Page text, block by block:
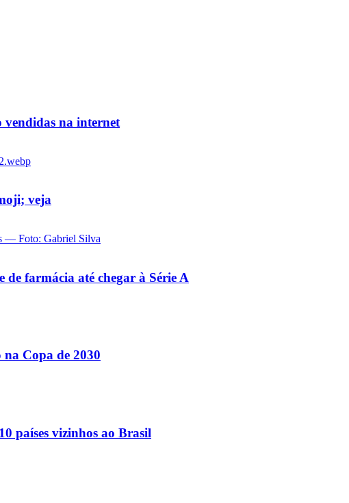
vendidas na internet
veja
farmácia até chegar à Série A
Copa de 2030
países vizinhos ao Brasil